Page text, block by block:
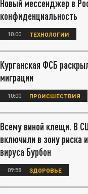
Новый мессенджер в
конфиденциальность
10:00 ТЕХНОЛОГИИ
Курганская ФСБ
миграции
10:00 ПРОИСШЕСТВИЯ
Всему виной клещи. В
включили в зону риска
вируса Бурбон
09:58 ЗДОРОВЬЕ